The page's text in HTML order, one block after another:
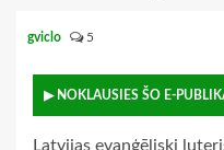
gviclo 5
▶ NOKLAUSIES ŠO E-
Latvijas evaņģēliski